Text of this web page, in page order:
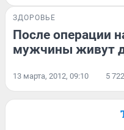
ЗДОРОВЬЕ
После операции
мужчины живут
13 марта, 2012, 09:10 5 722